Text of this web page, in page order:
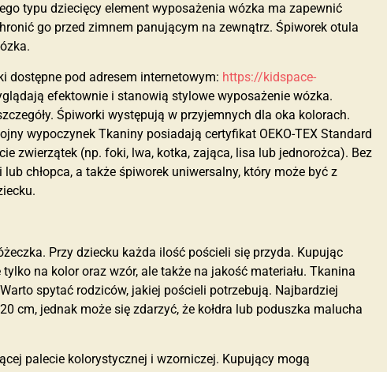
typu dziecięcy element wyposażenia wózka ma zapewnić
go przed zimnem panującym na zewnątrz. Śpiworek otula
dostępne pod adresem internetowym: https://kidspace-
efektownie i stanowią stylowe wyposażenie wózka.
Śpiworki występują w przyjemnych dla oka kolorach.
wypoczynek Tkaniny posiadają certyfikat OEKO-TEX Standard
zwierzątek (np. foki, lwa, kotka, zająca, lisa lub jednorożca). Bez
chłopca, a także śpiworek uniwersalny, który może być z
Przy dziecku każda ilość pościeli się przyda. Kupując
na kolor oraz wzór, ale także na jakość materiału. Tkanina
spytać rodziców, jakiej pościeli potrzebują. Najbardziej
cm, jednak może się zdarzyć, że kołdra lub poduszka malucha
palecie kolorystycznej i wzorniczej. Kupujący mogą